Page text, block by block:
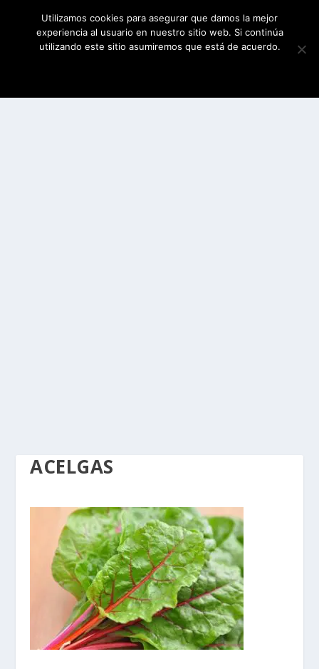
ACELGAS
Utilizamos cookies para asegurar que damos la mejor
experiencia al usuario en nuestro sitio web. Si continúa
utilizando este sitio asumiremos que está de acuerdo.